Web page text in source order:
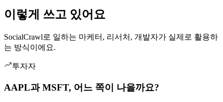
이렇게 쓰고 있어요
SocialCrawl로 일하는 마케터, 리서처, 개발자가 실제로 활용하
는 방식이에요.
투자자
AAPL과 MSFT, 어느 쪽이 나을까요?